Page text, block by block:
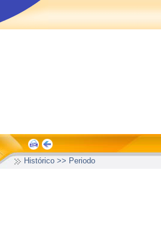
Histórico >> Periodo